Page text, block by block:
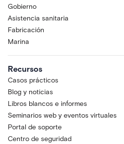
Gobierno
Asistencia sanitaria
Fabricación
Marina
Recursos
Casos prácticos
Blog y noticias
Libros blancos e informes
Seminarios web y eventos virtuales
Portal de soporte
Centro de seguridad